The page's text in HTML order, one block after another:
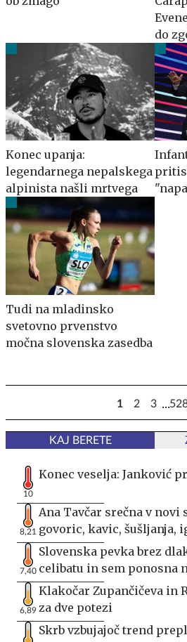
do
Konec upanja:
legendarnega nepalskega
alpinista našli mrtvega
Tudi na mladinsko
svetovno prvenstvo
močna slovenska zasedba
1 2 3 ...
KAJ BERETE
10
Konec veselja: Janković
8,21
Ana Tavčar srečna v
govoric, kavic, šušljanja,
7,40
Slovenska pevka brez
celibatu in sem ponosna
6,89
Klakočar Zupančičeva in
za dve potezi
Skrb vzbujajoč trend